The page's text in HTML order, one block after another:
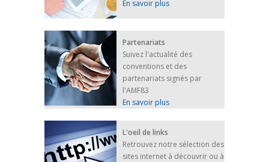
En savoir plus
Partenariats
Suivez l'actualité des
conventions et des
partenariats signés par
l'AMF83
En savoir plus
L'oeil de links
Retrouvez notre sélection des
sites internet à découvrir ou à